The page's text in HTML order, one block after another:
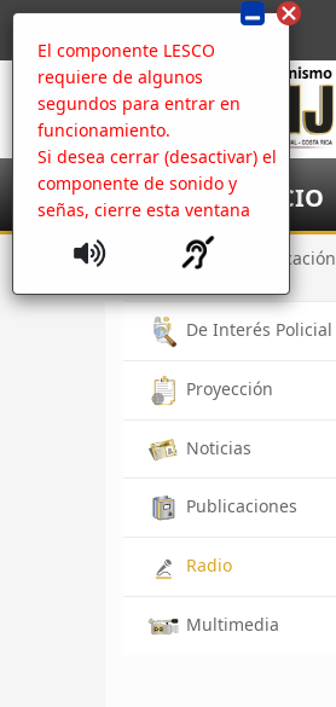
El componente LESCO
requiere de algunos
segundos para entrar en
funcionamiento.
Si desea cerrar (desactivar) el
componente de sonido y
señas, cierre esta ventana
NICIO
Inicio Comunicación
De Interés Policial
Proyección
Noticias
Publicaciones
Radio
Multimedia